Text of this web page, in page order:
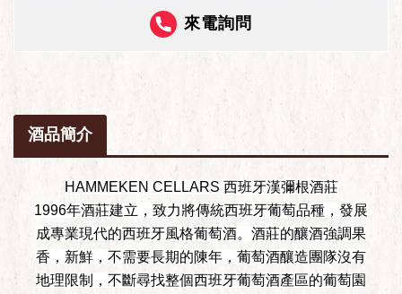
來電詢問
酒品簡介
HAMMEKEN CELLARS 西班牙漢彌根酒莊
1996年酒莊建立，致力將傳統西班牙葡萄品種，發展
成專業現代的西班牙風格葡萄酒。酒莊的釀酒強調果
香，新鮮，不需要長期的陳年，葡萄酒釀造團隊沒有
地理限制，不斷尋找整個西班牙葡萄酒產區的葡萄園